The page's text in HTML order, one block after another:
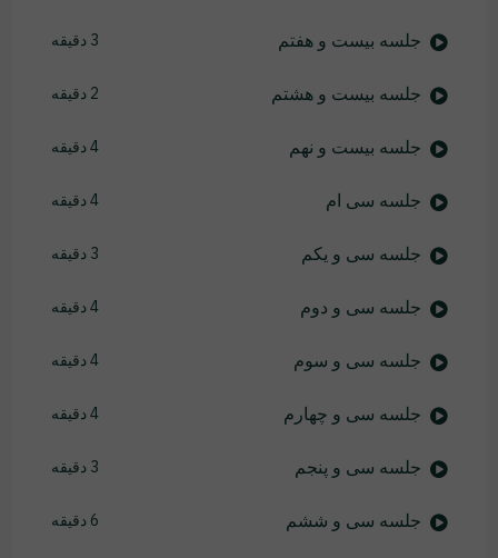
جلسه بیست و هفتم 3 دقیقه
جلسه بیست و هشتم 2 دقیقه
جلسه بیست و نهم 4 دقیقه
جلسه سی ام 4 دقیقه
جلسه سی و یکم 3 دقیقه
جلسه سی و دوم 4 دقیقه
جلسه سی و سوم 4 دقیقه
جلسه سی و چهارم 4 دقیقه
جلسه سی و پنجم 3 دقیقه
جلسه سی و ششم 6 دقیقه